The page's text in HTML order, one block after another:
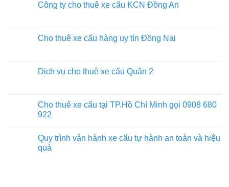
Công ty cho thuê xe cẩu KCN Đồng An
Cho thuê xe cẩu hàng uy tín Đồng Nai
Dịch vụ cho thuê xe cẩu Quận 2
Cho thuê xe cẩu tại TP.Hồ Chí Minh gọi 0908 680
922
Quy trình vận hành xe cẩu tự hành an toàn và hiệu
quả